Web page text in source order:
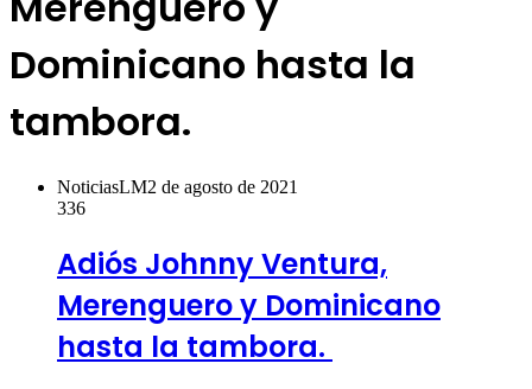
Dominicano hasta la
tambora.
NoticiasLM2 de agosto de 2021
336
Adiós Johnny Ventura,
Merenguero y Dominicano
hasta la tambora.